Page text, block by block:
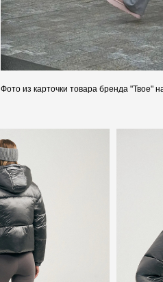
Фото из карточки товара бренда "Твое"